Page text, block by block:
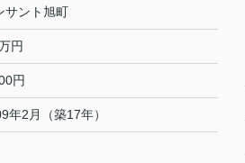
サント旭町
円
円
年2月（築17年）